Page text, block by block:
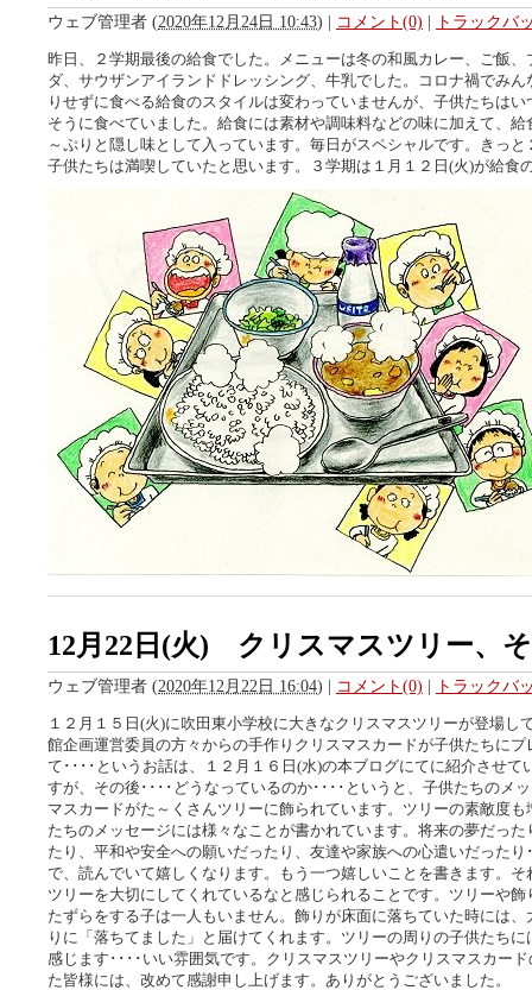
ウェブ管理者 (2020年12月24日 10:43) | コメント(0) | トラックバ
昨日、２学期最後の給食でした。メニューは冬の和風カレー、ご飯
ダ、サウザンアイランドドレッシング、牛乳でした。コロナ禍でみ
りせずに食べる給食のスタイルは変わっていませんが、子供たちは
そうに食べていました。給食には素材や調味料などの味に加えて、
～ぷりと隠し味として入っています。毎日がスペシャルです。きっ
子供たちは満喫していたと思います。３学期は１月１２日(火)が給食
12月22日(火) クリスマスツリー、そ
ウェブ管理者 (2020年12月22日 16:04) | コメント(0) | トラックバ
１２月１５日(火)に吹田東小学校に大きなクリスマスツリーが登場し
館企画運営委員の方々からの手作りクリスマスカードが子供たちにプ
て････というお話は、１２月１６日(水)の本ブログにてに紹介させて
すが、その後････どうなっているのか････というと、子供たちのメ
マスカードがた～くさんツリーに飾られています。ツリーの素敵度
たちのメッセージには様々なことが書かれています。将来の夢だっ
たり、平和や安全への願いだったり、友達や家族への心遣いだったり
で、読んでいて嬉しくなります。もう一つ嬉しいことを書きます。そ
ツリーを大切にしてくれているなと感じられることです。ツリーや
たずらをする子は一人もいません。飾りが床面に落ちていた時には
りに「落ちてました」と届けてくれます。ツリーの周りの子供たち
感じます････いい雰囲気です。クリスマスツリーやクリスマスカー
た皆様には、改めて感謝申し上げます。ありがとうございました。